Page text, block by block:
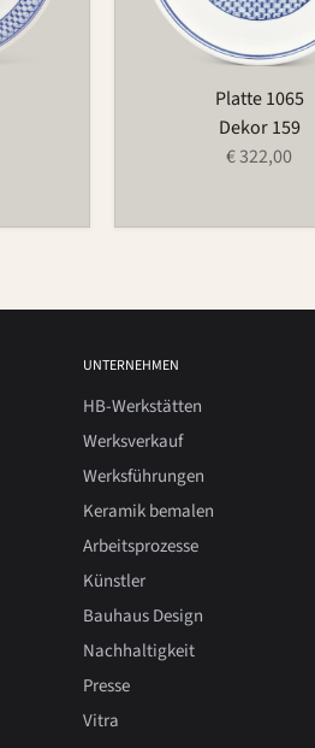
Platte 1065
Dekor 159
€ 322,00
UNTERNEHMEN
HB-Werkstätten
Werksverkauf
Werksführungen
Keramik bemalen
Arbeitsprozesse
Künstler
Bauhaus Design
Nachhaltigkeit
Presse
Vitra